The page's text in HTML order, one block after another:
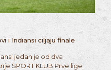
i Indiansi ciljaju finale
jedan je od dva
SPORT KLUB Prve lige